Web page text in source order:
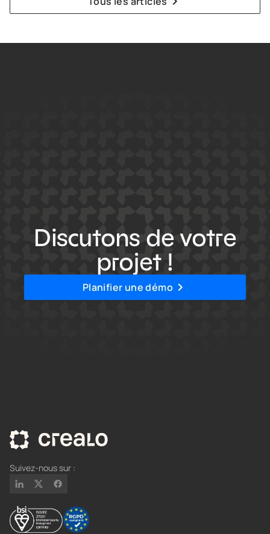
Discutons de votre
projet !
Planifier une démo
Suivez-nous sur :